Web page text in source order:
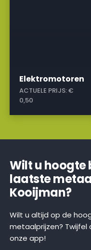
Elektromotoren
ACTUELE PRIJS:€
0,50
Wilt u hoogte
laatste
Kooijman?
Wilt u altijd op de
metaalprijzen? Twijfel
onze app!